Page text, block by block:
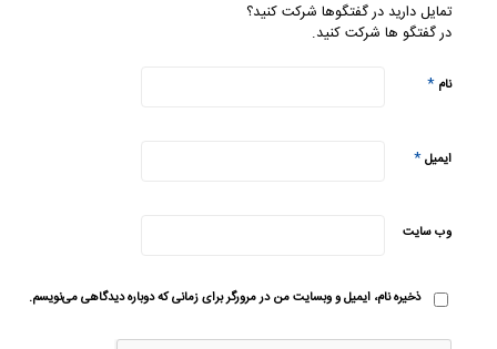
تمایل دارید در گفتگوها شرکت کنید؟
در گفتگو ها شرکت کنید.
نام*
ایمیل*
وب‌ سایت
ذخیره نام، ایمیل و وبسایت من در مرورگر برای زمانی که دوباره دیدگاهی می‌نویسم.